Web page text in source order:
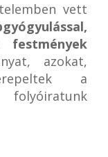
vett
festmények
azokat,
a